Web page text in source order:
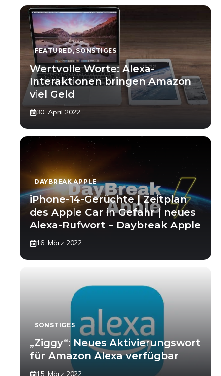
FEATURED,SONSTIGES
Wertvolle Worte: Alexa-
Interaktionen bringen Amazon
viel Geld
30. April 2022
DAYBREAK APPLE
iPhone-14-Gerüchte | Zeitplan
des Apple Car in Gefahr | neues
Alexa-Rufwort – Daybreak Apple
16. März 2022
SONSTIGES
„Ziggy“: Neues Aktivierungswort
für Amazon Alexa verfügbar
15. März 2022